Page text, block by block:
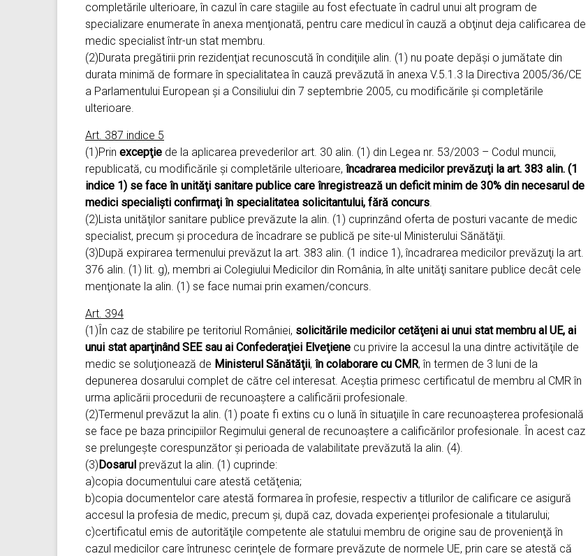
completările ulterioare, în cazul în care stagiile au fost efectuate în cadrul unui alt program de
specializare enumerate în anexa menţionată, pentru care medicul în cauză a obţinut deja calificarea de
medic specialist într-un stat membru.
(2)Durata pregătirii prin rezidenţiat recunoscută în condiţiile alin. (1) nu poate depăşi o jumătate din
durata minimă de formare în specialitatea în cauză prevăzută în anexa V.5.1.3 la Directiva 2005/36/CE
a Parlamentului European şi a Consiliului din 7 septembrie 2005, cu modificările şi completările
ulterioare.
Art. 387 indice 5
(1)Prin excepţie de la aplicarea prevederilor art. 30 alin. (1) din Legea nr. 53/2003 – Codul muncii,
republicată, cu modificările şi completările ulterioare, încadrarea medicilor prevăzuţi la art. 383 alin. (1
indice 1) se face în unităţi sanitare publice care înregistrează un deficit minim de 30% din necesarul de
medici specialişti confirmaţi în specialitatea solicitantului, fără concurs.
(2)Lista unităţilor sanitare publice prevăzute la alin. (1) cuprinzând oferta de posturi vacante de medic
specialist, precum şi procedura de încadrare se publică pe site-ul Ministerului Sănătăţii.
(3)După expirarea termenului prevăzut la art. 383 alin. (1 indice 1), încadrarea medicilor prevăzuţi la art.
376 alin. (1) lit. g), membri ai Colegiului Medicilor din România, în alte unităţi sanitare publice decât cele
menţionate la alin. (1) se face numai prin examen/concurs.
Art. 394
(1)În caz de stabilire pe teritoriul României, solicitările medicilor cetăţeni ai unui stat membru al UE, ai
unui stat aparţinând SEE sau ai Confederaţiei Elveţiene cu privire la accesul la una dintre activităţile de
medic se soluţionează de Ministerul Sănătăţii, în colaborare cu CMR, în termen de 3 luni de la
depunerea dosarului complet de către cel interesat. Aceştia primesc certificatul de membru al CMR în
urma aplicării procedurii de recunoaştere a calificării profesionale.
(2)Termenul prevăzut la alin. (1) poate fi extins cu o lună în situaţiile în care recunoaşterea profesională
se face pe baza principiilor Regimului general de recunoaştere a calificărilor profesionale. În acest caz
se prelungeşte corespunzător şi perioada de valabilitate prevăzută la alin. (4).
(3)Dosarul prevăzut la alin. (1) cuprinde:
a)copia documentului care atestă cetăţenia;
b)copia documentelor care atestă formarea în profesie, respectiv a titlurilor de calificare ce asigură
accesul la profesia de medic, precum şi, după caz, dovada experienţei profesionale a titularului;
c)certificatul emis de autorităţile competente ale statului membru de origine sau de provenienţă în
cazul medicilor care întrunesc cerinţele de formare prevăzute de normele UE, prin care se atestă că